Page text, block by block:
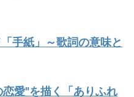
手紙」～歌詞の意味と
愛"を描く「ありふれ